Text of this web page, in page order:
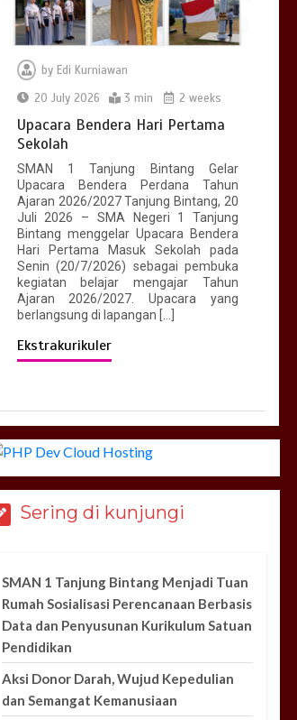
by Edi Kurniawan
20 July 2026
3 min 2 weeks
Upacara Bendera Hari Pertama
Sekolah
SMAN 1 Tanjung Bintang Gelar
Upacara Bendera Perdana Tahun
Ajaran 2026/2027 Tanjung Bintang, 20
Juli 2026 – SMA Negeri 1 Tanjung
Bintang menggelar Upacara Bendera
Hari Pertama Masuk Sekolah pada
Senin (20/7/2026) sebagai pembuka
kegiatan belajar mengajar Tahun
Ajaran 2026/2027. Upacara yang
berlangsung di lapangan […]
Ekstrakurikuler
Sering di kunjungi
SMAN 1 Tanjung Bintang Menjadi Tuan
Rumah Sosialisasi Perencanaan Berbasis
Data dan Penyusunan Kurikulum Satuan
Pendidikan
Aksi Donor Darah, Wujud Kepedulian
dan Semangat Kemanusiaan